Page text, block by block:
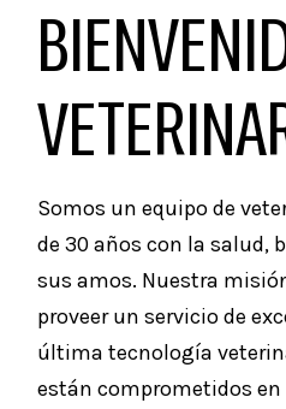
Somos un equipo de
de 30 años con la salud,
sus amos. Nuestra
proveer un servicio de
última tecnología
están comprometidos en